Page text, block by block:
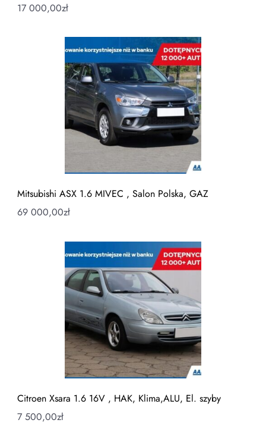
17 000,00zł
Mitsubishi ASX 1.6 MIVEC , Salon Polska, GAZ
69 000,00zł
Citroen Xsara 1.6 16V , HAK, Klima,ALU, El. szyby
7 500,00zł